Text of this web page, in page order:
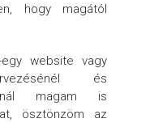
hogy magától
website vagy
és
magam is
ösztönzöm az